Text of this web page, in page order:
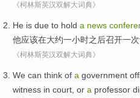
《柯林斯英汉双解大词典》
He is due to hold a news
他应该在大约一小时之后召开一次
《柯林斯英汉双解大词典》
We can think of a government
witness in court or a professor